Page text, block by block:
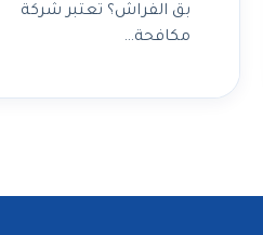
بق الفراش؟ تعتبر شركة
مكافحة…